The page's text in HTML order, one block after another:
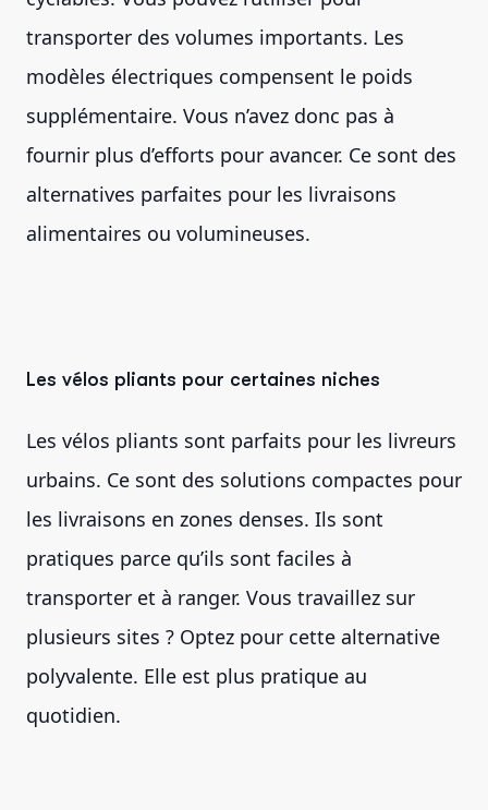
transporter des volumes importants. Les
modèles électriques compensent le poids
supplémentaire. Vous n’avez donc pas à
fournir plus d’efforts pour avancer. Ce sont des
alternatives parfaites pour les livraisons
alimentaires ou volumineuses.
Les vélos pliants pour certaines niches
Les vélos pliants sont parfaits pour les livreurs
urbains. Ce sont des solutions compactes pour
les livraisons en zones denses. Ils sont
pratiques parce qu’ils sont faciles à
transporter et à ranger. Vous travaillez sur
plusieurs sites ? Optez pour cette alternative
polyvalente. Elle est plus pratique au
quotidien.